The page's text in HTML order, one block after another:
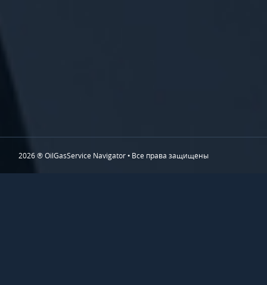
2026 ® OilGasService Navigator • Все права защищены